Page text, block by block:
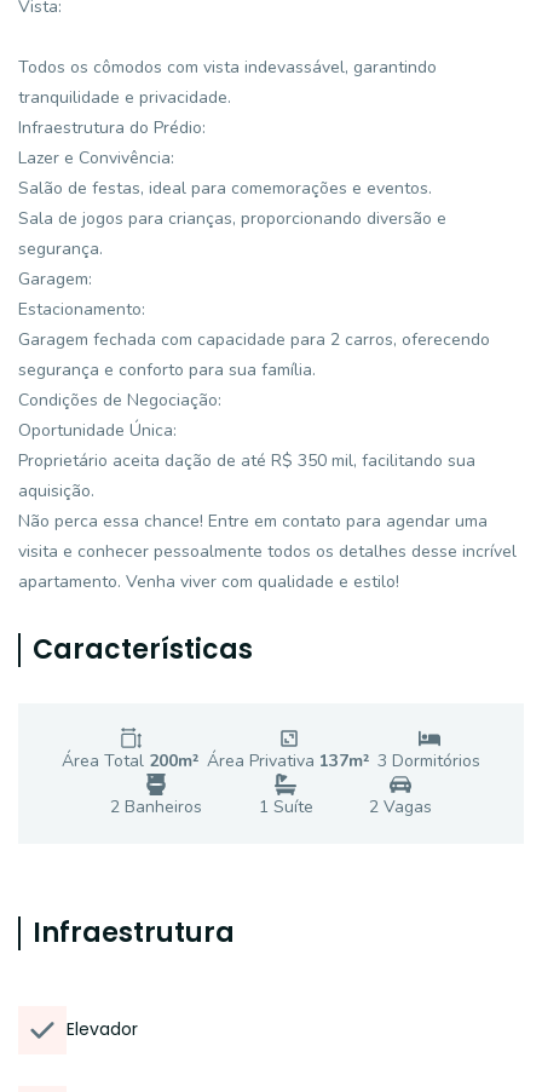
Vista:
Todos os cômodos com vista indevassável, garantindo
tranquilidade e privacidade.
Infraestrutura do Prédio:
Lazer e Convivência:
Salão de festas, ideal para comemorações e eventos.
Sala de jogos para crianças, proporcionando diversão e
segurança.
Garagem:
Estacionamento:
Garagem fechada com capacidade para 2 carros, oferecendo
segurança e conforto para sua família.
Condições de Negociação:
Oportunidade Única:
Proprietário aceita dação de até R$ 350 mil, facilitando sua
aquisição.
Não perca essa chance! Entre em contato para agendar uma
visita e conhecer pessoalmente todos os detalhes desse incrível
apartamento. Venha viver com qualidade e estilo!
Características
Área Total 200m² Área Privativa 137m² 3 Dormitórios
2 Banheiros 1 Suíte 2Vagas
Infraestrutura
Elevador